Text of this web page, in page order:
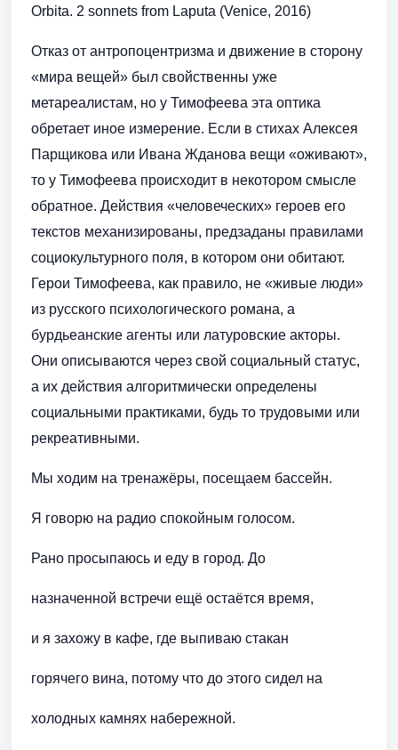
Orbita. 2 sonnets from Laputa (Venice, 2016)
Отказ от антропоцентризма и движение в сторону
«мира вещей» был свойственны уже
метареалистам, но у Тимофеева эта оптика
обретает иное измерение. Если в стихах Алексея
Парщикова или Ивана Жданова вещи «оживают»,
то у Тимофеева происходит в некотором смысле
обратное. Действия «человеческих» героев его
текстов механизированы, предзаданы правилами
социокультурного поля, в котором они обитают.
Герои Тимофеева, как правило, не «живые люди»
из русского психологического романа, а
бурдьеанские агенты или латуровские акторы.
Они описываются через свой социальный статус,
а их действия алгоритмически определены
социальными практиками, будь то трудовыми или
рекреативными.
Мы ходим на тренажёры, посещаем бассейн.
Я говорю на радио спокойным голосом.
Рано просыпаюсь и еду в город. До
назначенной встречи ещё остаётся время,
и я захожу в кафе, где выпиваю стакан
горячего вина, потому что до этого сидел на
холодных камнях набережной.